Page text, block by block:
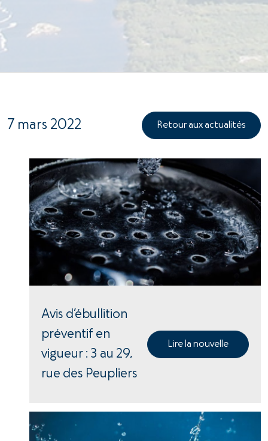
7 mars 2022 Retour aux actualités
Avis d’ébullition
préventif en
vigueur : 3 au 29,
rue des Peupliers
Lire la nouvelle